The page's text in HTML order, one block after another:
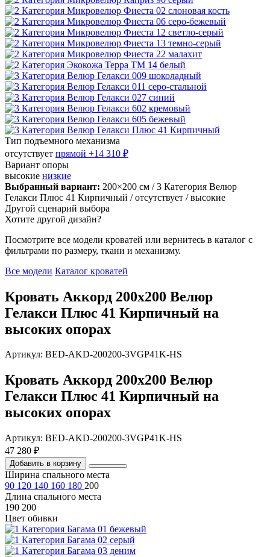
Тип подъемного механизма
отсутствует прямой +14 310 ₽
Вариант опоры
высокие низкие
Выбранный вариант: 200×200 см / 3 Категория Велюр
Гелакси Плюс 41 Кирпичный / отсутствует / высокие
Другой сценарий выбора
Хотите другой дизайн?
Посмотрите все модели кроватей или вернитесь в каталог с
фильтрами по размеру, ткани и механизму.
Все модели Каталог кроватей
Кровать Аккорд 200х200 Велюр
Гелакси Плюс 41 Кирпичный на
высоких опорах
Артикул: BED-AKD-200200-3VGP41K-HS
Кровать Аккорд 200х200 Велюр
Гелакси Плюс 41 Кирпичный на
высоких опорах
Артикул: BED-AKD-200200-3VGP41K-HS
47 280 ₽
Добавить в корзину
Ширина спального места
90 120 140 160 180 200
Длина спального места
190 200
Цвет обивки